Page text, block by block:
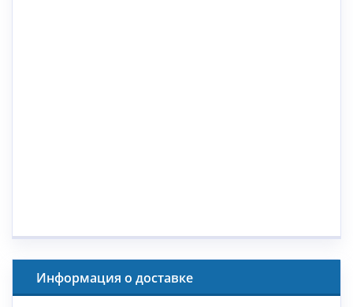
Информация о доставке